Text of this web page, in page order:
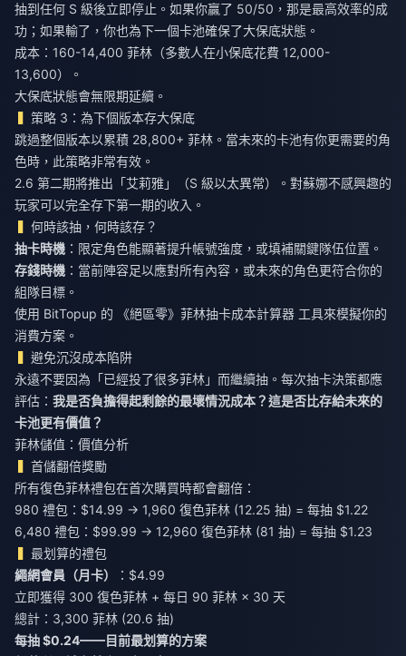
抽到任何 S 級後立即停止。如果你贏了 50/50，那是最高效率的成
功；如果輸了，你也為下一個卡池確保了大保底狀態。
成本：160-14,400 菲林（多數人在小保底花費 12,000-
13,600）。
大保底狀態會無限期延續。
策略 3：為下個版本存大保底
跳過整個版本以累積 28,800+ 菲林。當未來的卡池有你更需要的角
色時，此策略非常有效。
2.6 第二期將推出「艾莉雅」（S 級以太異常）。對蘇娜不感興趣的
玩家可以完全存下第一期的收入。
何時該抽，何時該存？
抽卡時機 ：限定角色能顯著提升帳號強度，或填補關鍵隊伍位置。
存錢時機 ：當前陣容足以應對所有內容，或未來的角色更符合你的
組隊目標。
使用 BitTopup 的
《絕區零》菲林抽卡成本計算器 工具來模擬你的
消費方案。
避免沉沒成本陷阱
永遠不要因為「已經投了很多菲林」而繼續抽。每次抽卡決策都應
評估： 我是否負擔得起剩餘的最壞情況成本？這是否比存給未來的
卡池更有價值？
菲林儲值：價值分析
首儲翻倍獎勵
所有復色菲林禮包在首次購買時都會翻倍：
980 禮包：$14.99 → 1,960 復色菲林 (12.25 抽) = 每抽 $1.22
6,480 禮包：$99.99 → 12,960 復色菲林 (81 抽) = 每抽 $1.23
最划算的禮包
繩網會員（月卡）
：$4.99
立即獲得 300 復色菲林 + 每日 90 菲林 × 30 天
總計：3,300 菲林 (20.6 抽)
每抽 $0.24——目前最划算的方案